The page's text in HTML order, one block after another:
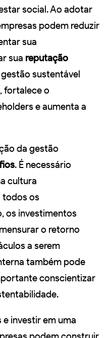
social. Ao adotar
podem reduzir
sua
sua reputação
sustentável
fortalece o
e aumenta a
da gestão
. É necessário
cultura
todos os
os investimentos
o retorno
a serem
também pode
conscientizar
investir em uma